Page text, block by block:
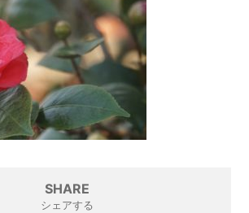
SHARE
シェアする